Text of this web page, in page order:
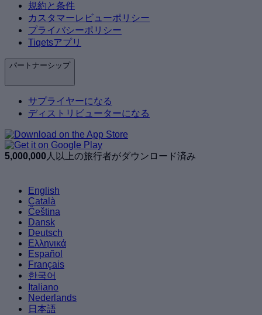
規約と条件
カスタマーレビューポリシー
プライバシーポリシー
Tiqetsアプリ
パートナーシップ
サプライヤーになる
ディストリビューターになる
5,000,000 人以上の旅行者がダウンロード済み
English
Català
Čeština
Dansk
Deutsch
Ελληνικά
Español
Français
한국어
Italiano
Nederlands
日本語